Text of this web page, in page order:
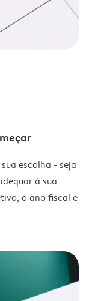
escolha - seja
à sua
o ano fiscal e